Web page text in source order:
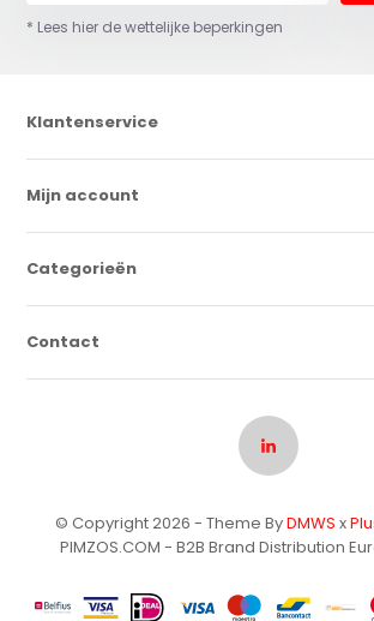
* Lees hier de wettelijke beperkingen
Klantenservice
Mijn account
Categorieën
Contact
© Copyright 2026 - Theme ByDMWS x
PIMZOS.COM - B2B Brand Distribution